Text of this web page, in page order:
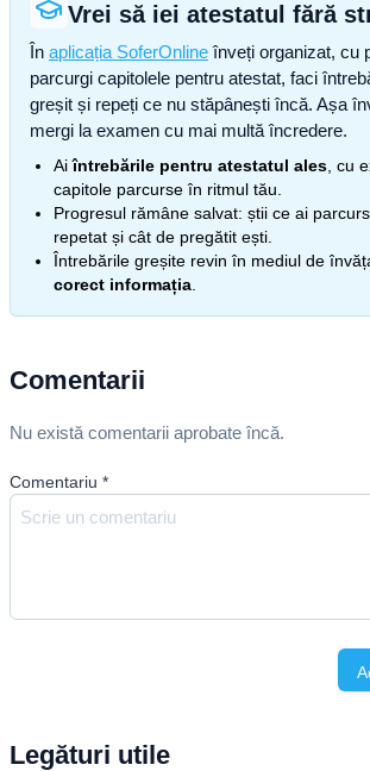
Vrei să iei atestatul fără
În aplicația SoferOnline înveți organizat, cu
parcurgi capitolele pentru atestat, faci
greșit și repeți ce nu stăpânești încă. Așa
mergi la examen cu mai multă încredere.
Aiîntrebările pentru atestatul ales , cu
capitole parcurse în ritmul tău.
Progresul rămâne salvat: știi ce ai
repetat și cât de pregătit ești.
Întrebările greșite revin în mediul de
corect informația
Comentarii
Nu există comentarii aprobate încă.
Comentariu *
Legături utile